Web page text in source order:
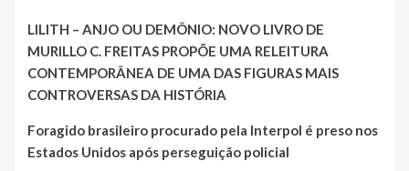
LILITH – ANJO OU DEMÔNIO: NOVO LIVRO DE
MURILLO C. FREITAS PROPÕE UMA RELEITURA
CONTEMPORÂNEA DE UMA DAS FIGURAS MAIS
CONTROVERSAS DA HISTÓRIA
Foragido brasileiro procurado pela Interpol é preso nos
Estados Unidos após perseguição policial